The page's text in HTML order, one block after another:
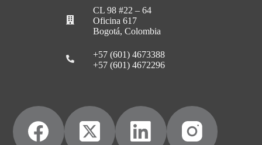
CL 98 #22 – 64
Oficina 617
Bogotá, Colombia
+57 (601) 4673388
+57 (601) 4672296